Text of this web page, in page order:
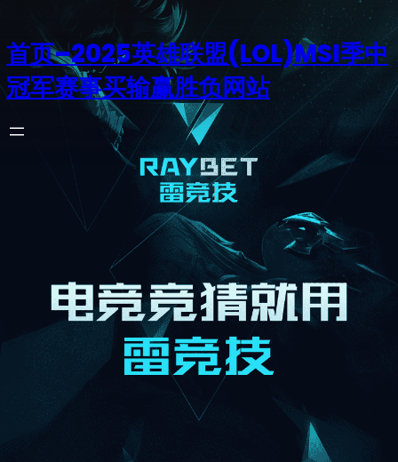
首页–2025英雄联盟(LOL)MSI季中
冠军赛事买输赢胜负网站